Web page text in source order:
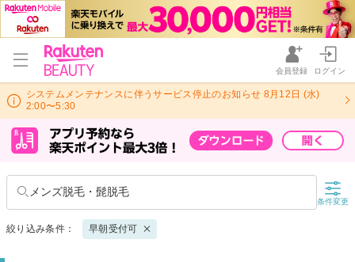
会員登録 ログイン
システムメンテナンスに伴うサービス停止のお知らせ 8月12日 (水)
2:00〜5:30
メンズ脱毛・髭脱毛
条件変更
絞り込み条件： 早朝受付可